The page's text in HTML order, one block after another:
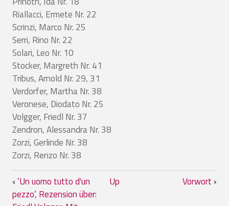
Riallacci, Ermete Nr. 22
Scrinzi, Marco Nr. 25
Serri, Rino Nr. 22
Solari, Leo Nr. 10
Stocker, Margreth Nr. 41
Tribus, Arnold Nr. 29, 31
Verdorfer, Martha Nr. 38
Veronese, Diodato Nr. 25
Volgger, Friedl Nr. 37
Zendron, Alessandra Nr. 38
Zorzi, Gerlinde Nr. 38
Zorzi, Renzo Nr. 38
Book traversal links for Personenindex
‹ ’Un uomo tutto d'un
pezzo’, Rezension über:
Up Vorwort ›